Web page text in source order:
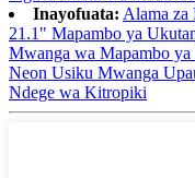
Inayofuata: Alama za
21.1" Mapambo ya
Mwanga wa Mapambo
Neon Usiku Mwanga
Ndege wa Kitropiki